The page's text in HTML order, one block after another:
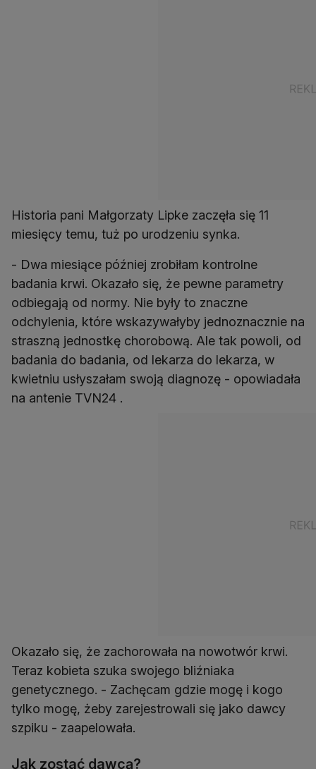
Historia pani Małgorzaty Lipke zaczęła się 11
miesięcy temu, tuż po urodzeniu synka.
- Dwa miesiące później zrobiłam kontrolne
badania krwi. Okazało się, że pewne parametry
odbiegają od normy. Nie były to znaczne
odchylenia, które wskazywałyby jednoznacznie na
straszną jednostkę chorobową. Ale tak powoli, od
badania do badania, od lekarza do lekarza, w
kwietniu usłyszałam swoją diagnozę - opowiadała
na antenie TVN24 .
Okazało się, że zachorowała na nowotwór krwi.
Teraz kobieta szuka swojego bliźniaka
genetycznego. - Zachęcam gdzie mogę i kogo
tylko mogę, żeby zarejestrowali się jako dawcy
szpiku - zaapelowała.
Jak zostać dawcą?